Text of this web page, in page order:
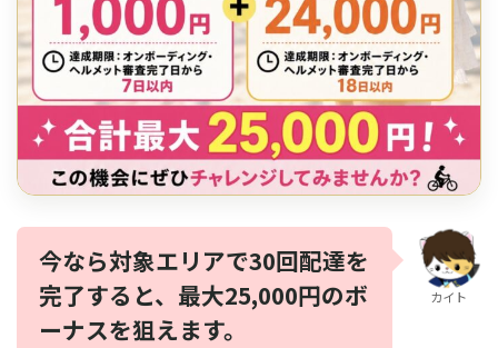
今なら対象エリアで30回配達を
完了すると、最大25,000円のボ
ーナスを狙えます。
カイト